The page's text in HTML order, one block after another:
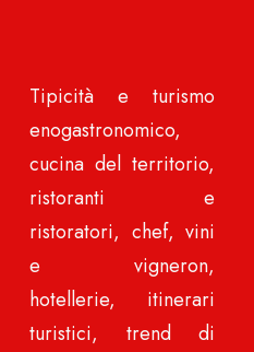
Tipicità e turismo
enogastronomico,
cucina del territorio,
ristoranti e
ristoratori, chef, vini
e vigneron,
hotellerie, itinerari
turistici, trend di